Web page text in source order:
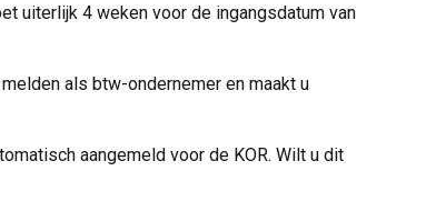
uiterlijk 4 weken voor de ingangsdatum van
als btw-ondernemer en maakt u
aangemeld voor de KOR. Wilt u dit